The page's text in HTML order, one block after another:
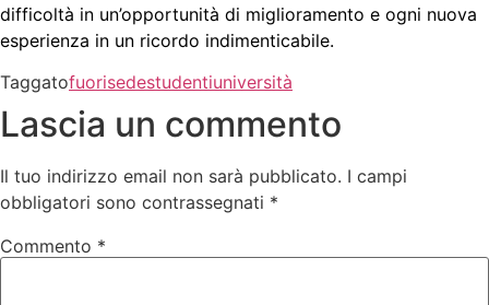
difficoltà in un’opportunità di miglioramento e ogni nuova
esperienza in un ricordo indimenticabile.
Taggatofuorisedestudentiuniversità
Lascia un commento
Il tuo indirizzo email non sarà pubblicato. I campi
obbligatori sono contrassegnati *
Commento *